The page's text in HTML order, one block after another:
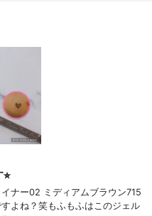
ナー02 ミディアムブラウン715
よね？笑もふもふはこのジェル